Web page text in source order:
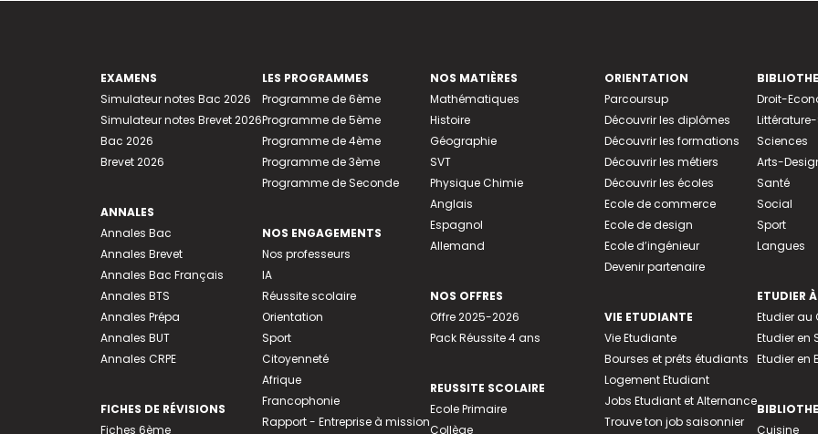
EXAMENS
Simulateur notes Bac 2026
Simulateur notes Brevet 2026
Bac 2026
Brevet 2026
ANNALES
Annales Bac
Annales Brevet
Annales Bac Français
Annales BTS
Annales Prépa
Annales BUT
Annales CRPE
FICHES DE RÉVISIONS
Fiches 6ème
LES PROGRAMMES
Programme de 6ème
Programme de 5ème
Programme de 4ème
Programme de 3ème
Programme de Seconde
NOS ENGAGEMENTS
Nos professeurs
IA
Réussite scolaire
Orientation
Sport
Citoyenneté
Afrique
Francophonie
Rapport - Entreprise à mission
NOS MATIÈRES
Mathématiques
Histoire
Géographie
SVT
Physique Chimie
Anglais
Espagnol
Allemand
NOS OFFRES
Offre 2025-2026
Pack Réussite 4 ans
REUSSITE SCOLAIRE
Ecole Primaire
Collège
ORIENTATION
Parcoursup
Découvrir les diplômes
Découvrir les formations
Découvrir les métiers
Découvrir les écoles
Ecole de commerce
Ecole de design
Ecole d’ingénieur
Devenir partenaire
VIE ETUDIANTE
Vie Etudiante
Bourses et prêts étudiants
Logement Etudiant
Jobs Etudiant et Alternance
Trouve ton job saisonnier
Droit-
Sciences
Arts-
Santé
Social
Sport
Langues
ETUDIER
Etudier
Etudier en
Etudier en
Cuisine